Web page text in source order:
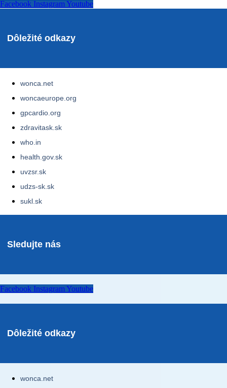
Facebook Instagram Youtube
Dôležité odkazy
wonca.net
woncaeurope.org
gpcardio.org
zdravitask.sk
who.in
health.gov.sk
uvzsr.sk
udzs-sk.sk
sukl.sk
Sledujte nás
Facebook Instagram Youtube
Dôležité odkazy
wonca.net